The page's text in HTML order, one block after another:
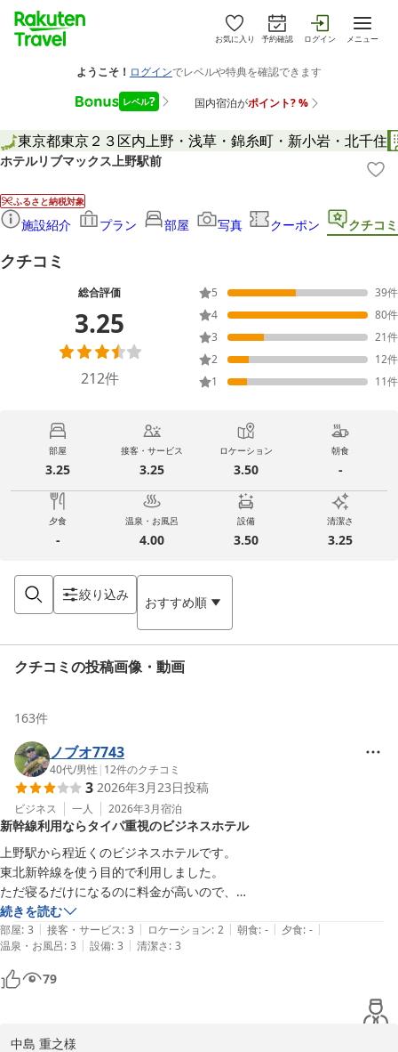
お気に入り 予約確認 ログイン メニュー
東京都東京２３区内上野・浅草・錦糸町・新小岩・北千住
ホテルリブマックス上野駅前
ふるさと納税対象
施設紹介 プラン 部屋 写真 クーポン クチコミ
クチコミ
総合評価
3.25
212件
5 39件
4
80件
3
21件
2
12件
1
11件
部屋
3.25
接客・サービス
3.25
ロケーション
3.50
朝食
-
夕食
-
温泉・お風呂
4.00
設備
3.50
清潔さ
3.25
絞り込み おすすめ順
クチコミの投稿画像・動画
163件
ノブオ7743
40代/男性 | 12件のクチコミ
3 2026年3月23日投稿
ビジネス 一人 2026年3月宿泊
新幹線利用ならタイパ重視のビジネスホテル
上野駅から程近くのビジネスホテルです。
東北新幹線を使う目的で利用しました。
ただ寝るだけになるのに料金が高いので、
タイパ以外ではメリットがあまりないかもしれませんが、新幹線を利用
するならありです。
続きを読む
部屋: 3 | 接客・サービス: 3 | ロケーション: 2 | 朝食: - | 夕食: - |
温泉・お風呂: 3 | 設備: 3 | 清潔さ: 3
79
中島 重之様